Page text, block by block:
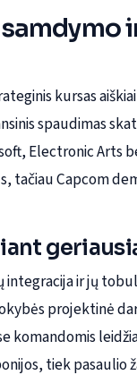
kursas
spaudimas
Electronic Arts
tačiau Capcom
ir jų
projektinė
komandomis
tiek pasaulio